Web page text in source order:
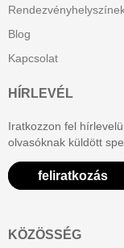
Blog
Kapcsolat
HÍRLEVÉL
Iratkozzon fel
olvasóknak küldött
feliratkozás
KÖZÖSSÉG